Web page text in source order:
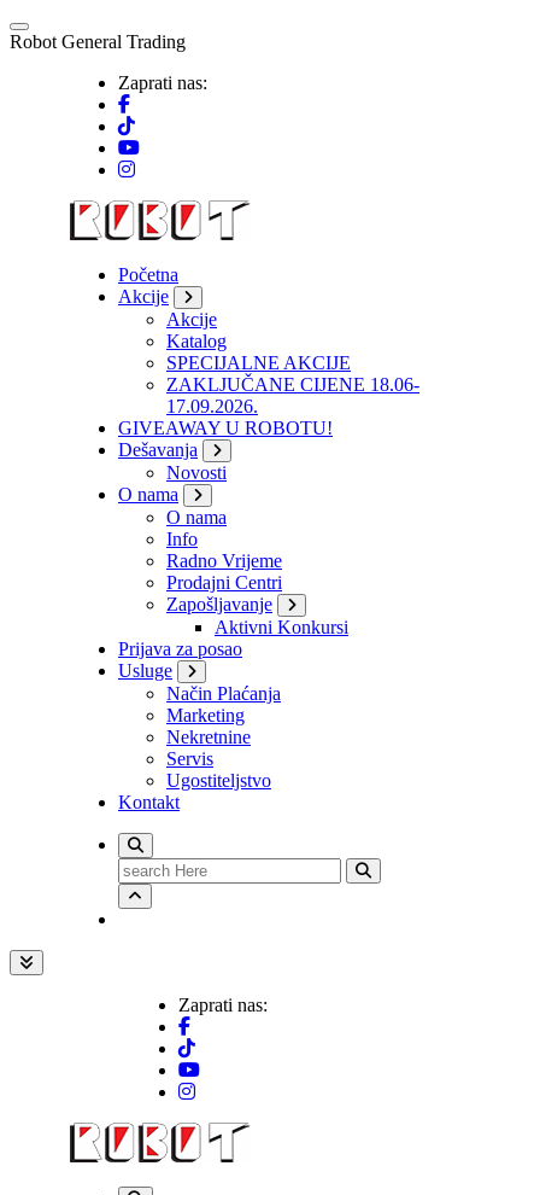
Skip
to
Robot General Trading
Zaprati nas:
Početna
Akcije
Akcije
Katalog
SPECIJALNE AKCIJE
ZAKLJUČANE CIJENE 18.06-
17.09.2026.
GIVEAWAY U ROBOTU!
Dešavanja
Novosti
O nama
O nama
Info
Radno Vrijeme
Prodajni Centri
Zapošljavanje
Aktivni Konkursi
Prijava za posao
Usluge
Način Plaćanja
Marketing
Nekretnine
Servis
Ugostiteljstvo
Kontakt
Search
for:
Zaprati nas: